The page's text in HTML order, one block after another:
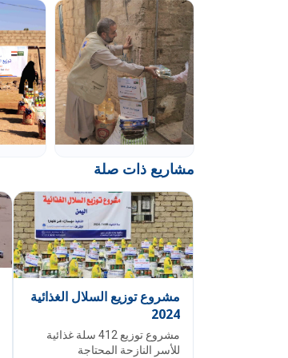
مشاريع ذات صلة
مشروع توزيع السلال الغذائية
2024
مشروع توزيع 412 سلة غذائية
للأسر النازحة المحتاجة